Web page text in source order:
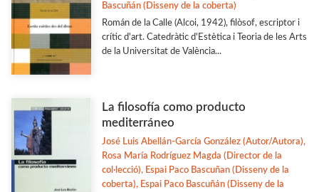
Bascuñán (Disseny de la coberta)
Román de la Calle (Alcoi, 1942), filòsof, escriptor i
crític d'art. Catedràtic d'Estètica i Teoria de les Arts
de la Universitat de València...
La filosofía como producto
mediterráneo
José Luis Abellán-García González (Autor/Autora),
Rosa María Rodríguez Magda (Director de la
col·lecció), Espai Paco Bascuñan (Disseny de la
coberta), Espai Paco Bascuñán (Disseny de la